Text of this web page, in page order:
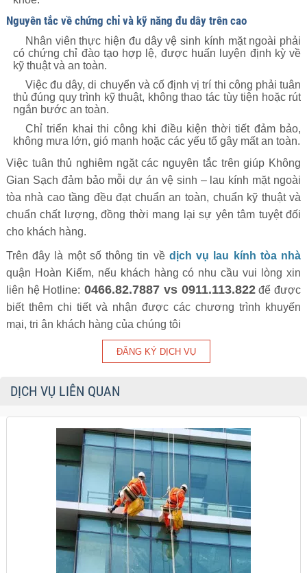
Nguyên tắc về chứng chỉ và kỹ năng đu dây trên cao
Nhân viên thực hiện đu dây vệ sinh kính mặt ngoài phải
có chứng chỉ đào tạo hợp lệ, được huấn luyện định kỳ về
kỹ thuật và an toàn.
Việc đu dây, di chuyển và cố định vị trí thi công phải tuân
thủ đúng quy trình kỹ thuật, không thao tác tùy tiện hoặc rút
ngắn bước an toàn.
Chỉ triển khai thi công khi điều kiện thời tiết đảm bảo,
không mưa lớn, gió mạnh hoặc các yếu tố gây mất an toàn.
Việc tuân thủ nghiêm ngặt các nguyên tắc trên giúp Không
Gian Sạch đảm bảo mỗi dự án vệ sinh – lau kính mặt ngoài
tòa nhà cao tầng đều đạt chuẩn an toàn, chuẩn kỹ thuật và
chuẩn chất lượng, đồng thời mang lại sự yên tâm tuyệt đối
cho khách hàng.
Trên đây là một số thông tin về dịch vụ lau kính tòa nhà
quận Hoàn Kiếm, nếu khách hàng có nhu cầu vui lòng xin
liên hệ Hotline: 0466.82.7887 vs 0911.113.822để được
biết thêm chi tiết và nhận được các chương trình khuyến
mại, tri ân khách hàng của chúng tôi
DỊCH VỤ LIÊN QUAN